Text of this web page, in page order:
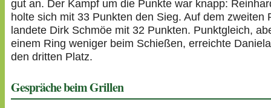
gut an. Der Kampf um die Punkte war knapp:
holte sich mit 33 Punkten den Sieg. Auf dem zweiten
landete Dirk Schmöe mit 32 Punkten. Punkt­gleich,
einem Ring weniger beim Schießen, erreichte
den dritten Platz.
Gespräche beim Grillen